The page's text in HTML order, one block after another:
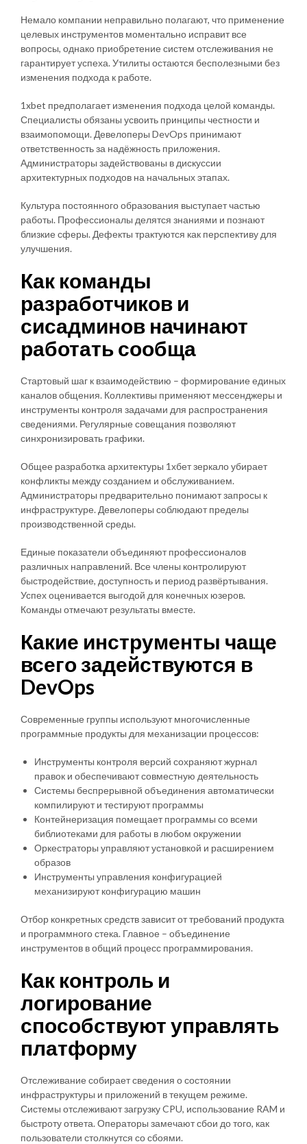
Немало компании неправильно полагают, что применение
целевых инструментов моментально исправит все
вопросы, однако приобретение систем отслеживания не
гарантирует успеха. Утилиты остаются бесполезными без
изменения подхода к работе.
1xbet предполагает изменения подхода целой команды.
Специалисты обязаны усвоить принципы честности и
взаимопомощи. Девелоперы DevOps принимают
ответственность за надёжность приложения.
Администраторы задействованы в дискуссии
архитектурных подходов на начальных этапах.
Культура постоянного образования выступает частью
работы. Профессионалы делятся знаниями и познают
близкие сферы. Дефекты трактуются как перспективу для
улучшения.
Как команды
разработчиков и
сисадминов начинают
работать сообща
Стартовый шаг к взаимодействию – формирование единых
каналов общения. Коллективы применяют мессенджеры и
инструменты контроля задачами для распространения
сведениями. Регулярные совещания позволяют
синхронизировать графики.
Общее разработка архитектуры 1хбет зеркало убирает
конфликты между созданием и обслуживанием.
Администраторы предварительно понимают запросы к
инфраструктуре. Девелоперы соблюдают пределы
производственной среды.
Единые показатели объединяют профессионалов
различных направлений. Все члены контролируют
быстродействие, доступность и период развёртывания.
Успех оценивается выгодой для конечных юзеров.
Команды отмечают результаты вместе.
Какие инструменты чаще
всего задействуются в
DevOps
Современные группы используют многочисленные
программные продукты для механизации процессов:
Инструменты контроля версий сохраняют журнал
правок и обеспечивают совместную деятельность
Системы беспрерывной объединения автоматически
компилируют и тестируют программы
Контейнеризация помещает программы со всеми
библиотеками для работы в любом окружении
Оркестраторы управляют установкой и расширением
образов
Инструменты управления конфигурацией
механизируют конфигурацию машин
Отбор конкретных средств зависит от требований продукта
и программного стека. Главное – объединение
инструментов в общий процесс программирования.
Как контроль и
логирование
способствуют управлять
платформу
Отслеживание собирает сведения о состоянии
инфраструктуры и приложений в текущем режиме.
Системы отслеживают загрузку CPU, использование RAM и
быстроту ответа. Операторы замечают сбои до того, как
пользователи столкнутся со сбоями.